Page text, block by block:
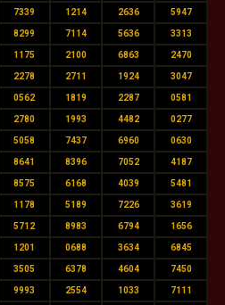
7339 1214 2636 5947
8299 7114 5636 3313
1175 2100 6863 2470
2278 2711 1924 3047
0562 1819 2287 0581
2780 1993 4482 0277
5058 7437 6960 0630
8641 8396 7052 4187
8575 6168 4039 5481
1178 5189 7226 3619
5712 8983 6794 1656
1201 0688 3634 6845
3505 6378 4604 7450
9993 2554 1033 7111